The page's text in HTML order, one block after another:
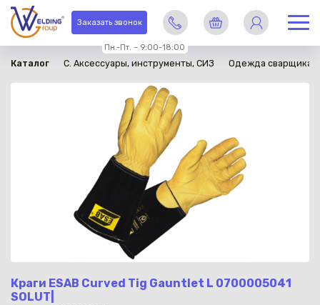
Заказать звонок
Пн.-Пт. – 9:00-18:00
Каталог C. Аксессуары, инструменты, СИЗ Одежда сварщика
Краги ESAB Curved Tig Gauntlet L 0700005041
SOLUT|
в наличии